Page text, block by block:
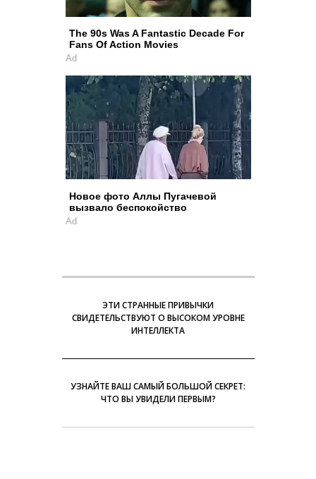
The 90s Was A Fantastic Decade For
Fans Of Action Movies
Ad
Новое фото Аллы Пугачевой
вызвало беспокойство
Ad
ЭТИ СТРАННЫЕ ПРИВЫЧКИ
СВИДЕТЕЛЬСТВУЮТ О ВЫСОКОМ УРОВНЕ
ИНТЕЛЛЕКТА
УЗНАЙТЕ ВАШ САМЫЙ БОЛЬШОЙ СЕКРЕТ:
ЧТО ВЫ УВИДЕЛИ ПЕРВЫМ?